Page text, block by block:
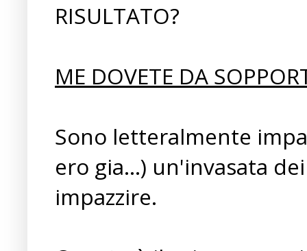
RISULTATO?
ME DOVETE DA
Sono letteralmente
ero gia...) un'invasata
impazzire.